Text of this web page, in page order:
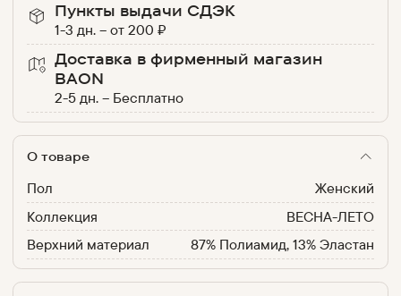
Пункты выдачи СДЭК
1-3 дн. –от200 ₽
Доставка в фирменный магазин
BAON
2-5 дн. – Бесплатно
О товаре
Пол
Женский
Коллекция
ВЕСНА-ЛЕТО
Верхний материал
87% Полиамид, 13% Эластан